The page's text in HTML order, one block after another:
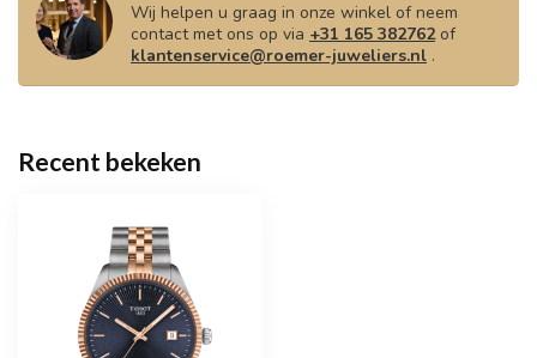
Wij helpen u graag in onze winkel of neem
contact met ons op via +31 165 382762of
klantenservice@roemer-juweliers.nl .
Recent bekeken